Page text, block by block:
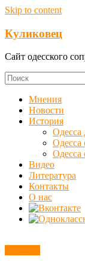
Skip to content
Куликовец
Сайт одесского
Мнения
Новости
История
Одесса
Одесса
Одесса
Видео
Литература
Контакты
О нас